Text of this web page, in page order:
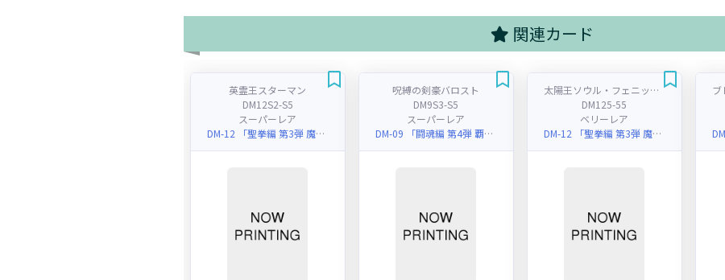
関連カード
英霊王スターマン
DM12S2-S5
スーパーレア
DM-12 「聖拳編 第3弾 魔封魂の融合(エターナル・ボルテックス)」
呪縛の剣豪バロスト
DM9S3-S5
スーパーレア
DM-09 「闘魂編 第4弾 覇道帝国の絆(インビンシブル・ブラッド)」
太陽王ソウル・フェニックス
DM125-55
ベリーレア
DM-12 「聖拳編 第3弾 魔封魂の融合(エターナル・ボルテックス)」